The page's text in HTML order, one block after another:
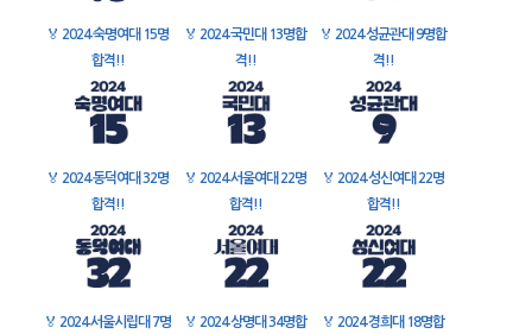
🏅 2024 숙명여대 15명
합격!!
🏅 2024 국민대 13명합
격!!
🏅 2024 성균관대 9명합
격!!
🏅 2024 동덕여대 32명
합격!!
🏅 2024 서울여대 22명
합격!!
🏅 2024 성신여대 22명
합격!!
🏅 2024 서울시립대 7명
🏅 2024 상명대 34명합
🏅 2024 경희대 18명합